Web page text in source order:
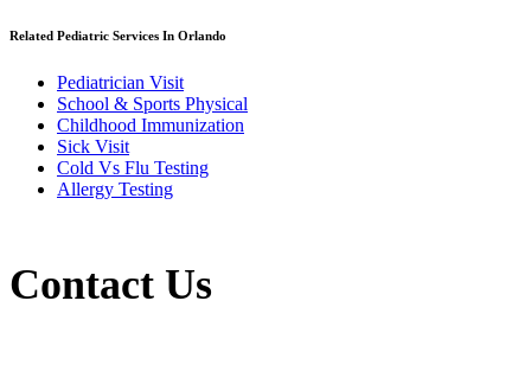
Related Pediatric Services In Orlando
Pediatrician Visit
School & Sports Physical
Childhood Immunization
Sick Visit
Cold Vs Flu Testing
Allergy Testing
Contact Us